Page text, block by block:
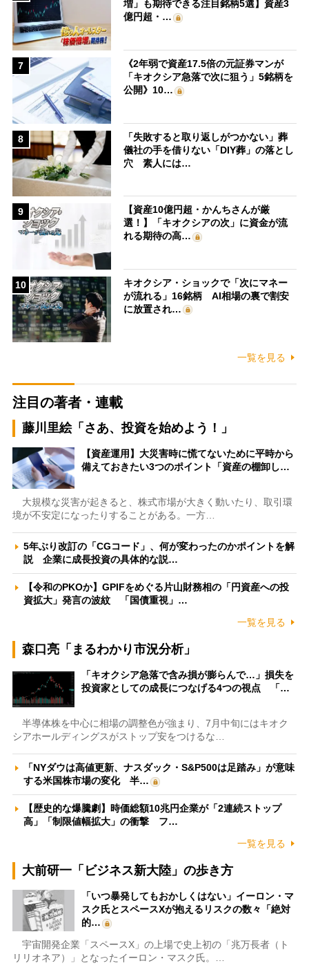
増」も期待できる注目銘柄5選】資産3
億円超・…
7
《2年弱で資産17.5倍の元証券マンが
「キオクシア急落で次に狙う」5銘柄を
公開》10…
8
「失敗すると取り返しがつかない」葬
儀社の手を借りない「DIY葬」の落とし
穴 素人には…
9
【資産10億円超・かんちさんが厳
選！】「キオクシアの次」に資金が流
れる期待の高…
10
キオクシア・ショックで「次にマネー
が流れる」16銘柄 AI相場の裏で割安
に放置され…
一覧を見る
注目の著者・連載
藤川里絵「さあ、投資を始めよう！」
【資産運用】大災害時に慌てないために平時から
備えておきたい3つのポイント「資産の棚卸し…
大規模な災害が起きると、株式市場が大きく動いたり、取引環
境が不安定になったりすることがある。一方…
5年ぶり改訂の「CGコード」、何が変わったのかポイントを解
説 企業に成長投資の具体的な説…
【令和のPKOか】GPIFをめぐる片山財務相の「円資産への投
資拡大」発言の波紋 「国債重視」…
一覧を見る
森口亮「まるわかり市況分析」
「キオクシア急落で含み損が膨らんで…」損失を
投資家としての成長につなげる4つの視点 「…
半導体株を中心に相場の調整色が強まり、7月中旬にはキオク
シアホールディングスがストップ安をつけるな…
「NYダウは高値更新、ナスダック・S&P500は足踏み」が意味
する米国株市場の変化 半…
【歴史的な爆騰劇】時価総額10兆円企業が「2連続ストップ
高」「制限値幅拡大」の衝撃 フ…
一覧を見る
大前研一「ビジネス新大陸」の歩き方
「いつ暴発してもおかしくはない」イーロン・マ
スク氏とスペースXが抱えるリスクの数々「絶対
的…
宇宙開発企業「スペースX」の上場で史上初の「兆万長者（ト
リリオネア）」となったイーロン・マスク氏。…